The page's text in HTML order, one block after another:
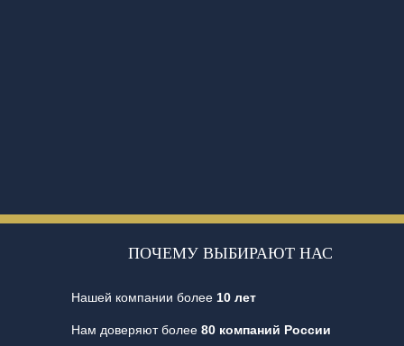
ПОЧЕМУ ВЫБИРАЮТ НАС
Нашей компании более 10 лет
Нам доверяют более 80 компаний России